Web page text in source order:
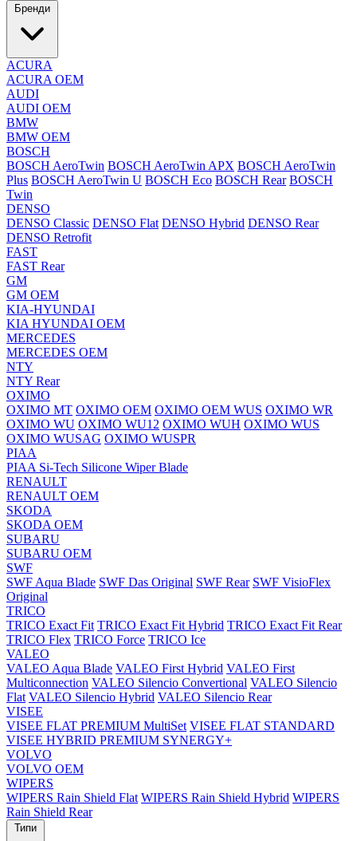
Бренди
ACURA
ACURA OEM
AUDI
AUDI OEM
BMW
BMW OEM
BOSCH
BOSCH AeroTwin BOSCH AeroTwin APX BOSCH AeroTwin
Plus BOSCH AeroTwin U BOSCH Eco BOSCH Rear BOSCH
Twin
DENSO
DENSO Classic DENSO Flat DENSO Hybrid DENSO Rear
DENSO Retrofit
FAST
FAST Rear
GM
GM OEM
KIA-HYUNDAI
KIA HYUNDAI OEM
MERCEDES
MERCEDES OEM
NTY
NTY Rear
OXIMO
OXIMO MT OXIMO OEM OXIMO OEM WUS OXIMO WR
OXIMO WU OXIMO WU12 OXIMO WUH OXIMO WUS
OXIMO WUSAG OXIMO WUSPR
PIAA
PIAA Si-Tech Silicone Wiper Blade
RENAULT
RENAULT OEM
SKODA
SKODA OEM
SUBARU
SUBARU OEM
SWF
SWF Aqua Blade SWF Das Original SWF Rear SWF VisioFlex
Original
TRICO
TRICO Exact Fit TRICO Exact Fit Hybrid TRICO Exact Fit Rear
TRICO Flex TRICO Force TRICO Ice
VALEO
VALEO Aqua Blade VALEO First Hybrid VALEO First
Multiconnection VALEO Silencio Convertional VALEO Silencio
Flat VALEO Silencio Hybrid VALEO Silencio Rear
VISEE
VISEE FLAT PREMIUM MultiSet VISEE FLAT STANDARD
VISEE HYBRID PREMIUM SYNERGY+
VOLVO
VOLVO OEM
WIPERS
WIPERS Rain Shield Flat WIPERS Rain Shield Hybrid WIPERS
Rain Shield Rear
Типи